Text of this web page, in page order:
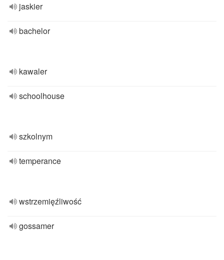
jaskier
bachelor
kawaler
schoolhouse
szkolnym
temperance
wstrzemięźliwość
gossamer